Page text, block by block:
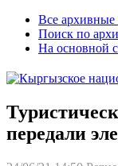
Все архивные
Поиск по
На основной
передали